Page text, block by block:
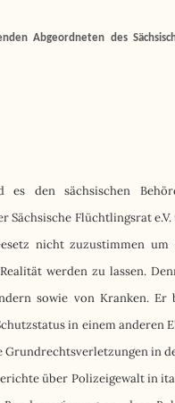
Abgeordneten des
es den sächsischen
Sächsische Flüchtlingsrat
nicht zuzustimmen
werden zu lassen.
sowie von Kranken.
in einem anderen
in
über Polizeigewalt in